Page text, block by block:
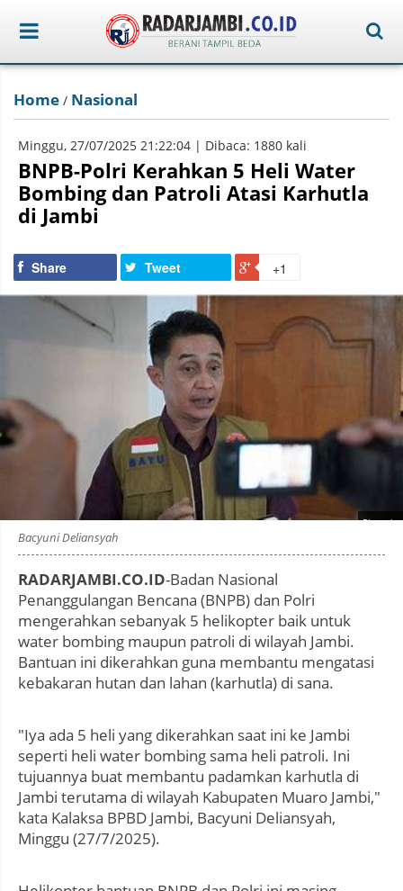
Home / Nasional
Minggu, 27/07/2025 21:22:04 | Dibaca: 1880 kali
BNPB-Polri Kerahkan 5 Heli Water
Bombing dan Patroli Atasi Karhutla
di Jambi
Share Tweet +1
Photo by
Bacyuni Deliansyah
RADARJAMBI.CO.ID-Badan Nasional
Penanggulangan Bencana (BNPB) dan Polri
mengerahkan sebanyak 5 helikopter baik untuk
water bombing maupun patroli di wilayah Jambi.
Bantuan ini dikerahkan guna membantu mengatasi
kebakaran hutan dan lahan (karhutla) di sana.
"Iya ada 5 heli yang dikerahkan saat ini ke Jambi
seperti heli water bombing sama heli patroli. Ini
tujuannya buat membantu padamkan karhutla di
Jambi terutama di wilayah Kabupaten Muaro Jambi,"
kata Kalaksa BPBD Jambi, Bacyuni Deliansyah,
Minggu (27/7/2025).